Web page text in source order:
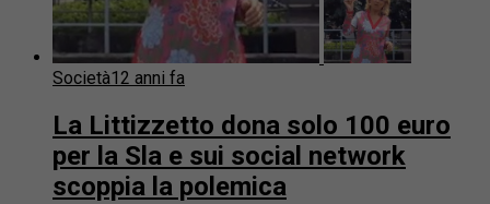
Società12 anni fa
La Littizzetto dona solo 100 euro
per la Sla e sui social network
scoppia la polemica